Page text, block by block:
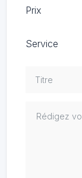
Prix
Service